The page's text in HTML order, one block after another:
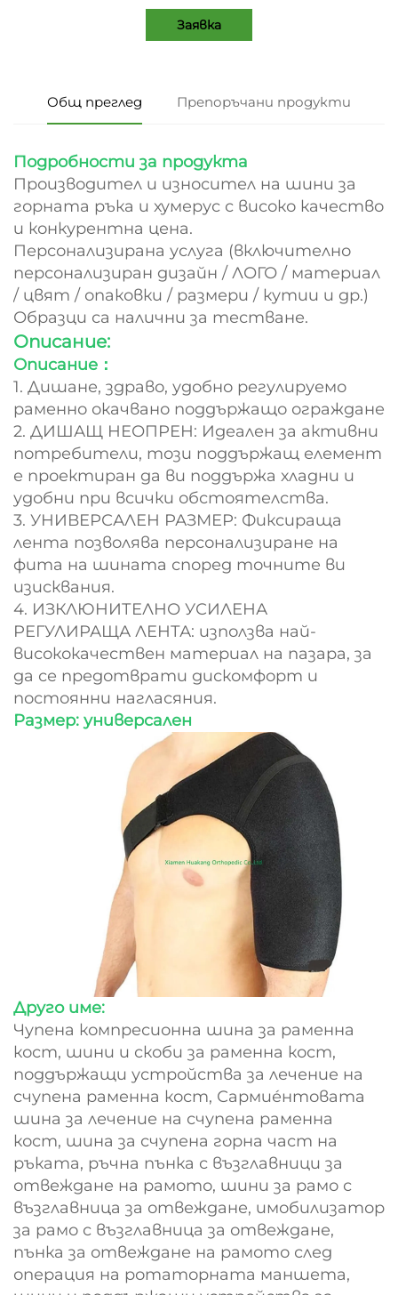
Заявка
Общ преглед Препоръчани продукти
Подробности за продукта
Производител и износител на шини за
горната ръка и хумерус с високо качество
и конкурентна цена.
Персонализирана услуга (включително
персонализиран дизайн / ЛОГО / материал
/ цвят / опаковки / размери / кутии и др.)
Образци са налични за тестване.
Описание:
Описание：
1. Дишане, здраво, удобно регулируемо
раменно окачвано поддържащо ограждане
2. ДИШАЩ НЕОПРЕН: Идеален за активни
потребители, този поддържащ елемент
е проектиран да ви поддържа хладни и
удобни при всички обстоятелства.
3. УНИВЕРСАЛЕН РАЗМЕР: Фиксираща
лента позволява персонализиране на
фита на шината според точните ви
изисквания.
4. ИЗКЛЮНИТЕЛНО УСИЛЕНА
РЕГУЛИРАЩА ЛЕНТА: използва най-
висококачествен материал на пазара, за
да се предотврати дискомфорт и
постоянни нагласяния.
Размер: универсален
Друго име:
Чупена компресионна шина за раменна
кост, шини и скоби за раменна кост,
поддържащи устройства за лечение на
счупена раменна кост, Сармие́нтовата
шина за лечение на счупена раменна
кост, шина за счупена горна част на
ръката, ръчна пънка с възглавници за
отвеждане на рамото, шини за рамо с
възглавница за отвеждане, имобилизатор
за рамо с възглавница за отвеждане,
пънка за отвеждане на рамото след
операция на ротаторната маншета,